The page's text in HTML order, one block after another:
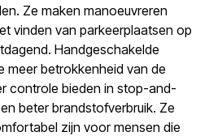
Ze maken manoeuvreren
vinden van parkeerplaatsen op
Handgeschakelde
meer betrokkenheid van de
controle bieden in stop-and-
beter brandstofverbruik. Ze
zijn voor mensen die